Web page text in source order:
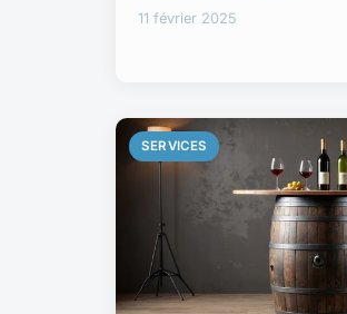
11 février 2025
SERVICES